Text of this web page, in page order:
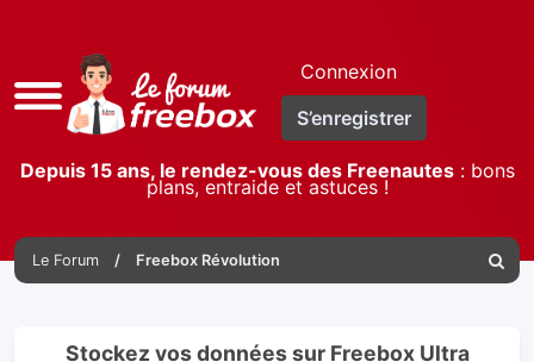
Accès
rapide
Connexion
S’enregistrer
Depuis 15 ans, le rendez-vous des Freenautes: bons
plans, entraide et astuces !
Le Forum Freebox Révolution
Stockez vos données sur Freebox Ultra